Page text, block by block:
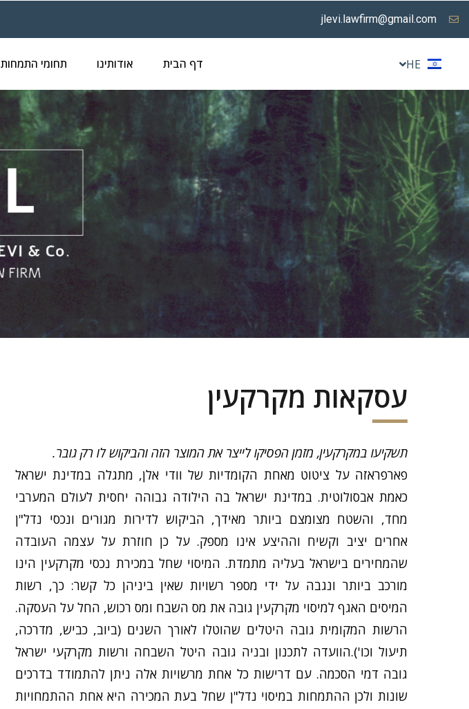
jlevi.lawfirm@gmail.com
HE
DE
דף הבית אודותינו תחומי התמחות
עסקאות מקרקעין
תשקיעו במקרקעין, מזמן הפסיקו לייצר את המוצר הזה והביקוש לו רק גובר.
פארפראזה על ציטוט מאחת הקומדיות של וודי אלן, מתגלה במדינת ישראל
כאמת אבסולוטית. במדינת ישראל בה הילודה גבוהה יחסית לעולם המערבי
מחד, והשטח מצומצם ביותר מאידך, הביקוש לדירות מגורים ונכסי נדל"ן
אחרים יציב וקשיח וההיצע אינו מספק. על כן חוזרת על עצמה העובדה
שהמחירים בישראל בעליה מתמדת. המיסוי שחל במכירת נכסי מקרקעין הינו
מורכב ביותר ונגבה על ידי מספר רשויות שאין ביניהן כל קשר: כך, רשות
המיסים האגף למיסוי מקרקעין גובה את מס השבח ומס רכוש, החל על העסקה.
הרשות המקומית גובה היטלים שהוטלו לאורך השנים (ביוב, כביש, מדרכה,
תיעול וכו').הוועדה לתכנון ובניה גובה היטל השבחה ורשות מקרקעי ישראל
גובה דמי הסכמה. עם דרישות כל אחת מרשויות אלה ניתן להתמודד בדרכים
שונות ולכן ההתמחות במיסוי נדל"ן שחל בעת המכירה היא אחת ההתמחויות